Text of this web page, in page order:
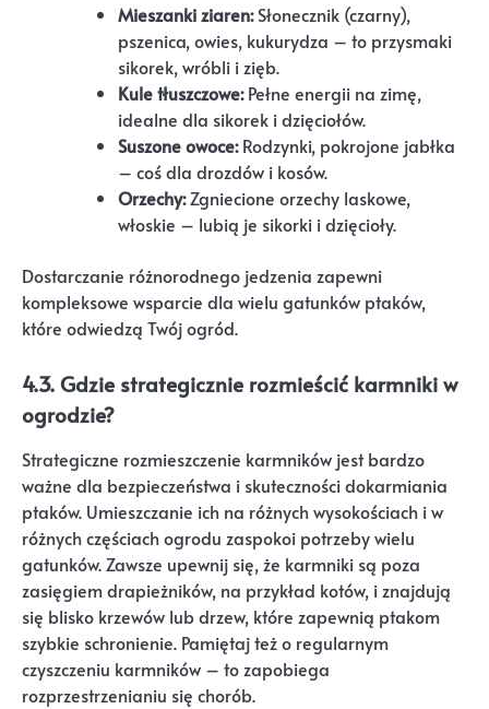
Mieszanki ziaren:Słonecznik (czarny),
pszenica, owies, kukurydza – to przysmaki
sikorek, wróbli i zięb.
Kule tłuszczowe:Pełne energii na zimę,
idealne dla sikorek i dzięciołów.
Suszone owoce:Rodzynki, pokrojone jabłka
– coś dla drozdów i kosów.
Orzechy:Zgniecione orzechy laskowe,
włoskie – lubią je sikorki i dzięcioły.
Dostarczanie różnorodnego jedzenia zapewni
kompleksowe wsparcie dla wielu gatunków ptaków,
które odwiedzą Twój ogród.
4.3. Gdzie strategicznie rozmieścić karmniki w
ogrodzie?
Strategiczne rozmieszczenie karmników jest bardzo
ważne dla bezpieczeństwa i skuteczności dokarmiania
ptaków. Umieszczanie ich na różnych wysokościach i w
różnych częściach ogrodu zaspokoi potrzeby wielu
gatunków. Zawsze upewnij się, że karmniki są poza
zasięgiem drapieżników, na przykład kotów, i znajdują
się blisko krzewów lub drzew, które zapewnią ptakom
szybkie schronienie. Pamiętaj też o regularnym
czyszczeniu karmników – to zapobiega
rozprzestrzenianiu się chorób.